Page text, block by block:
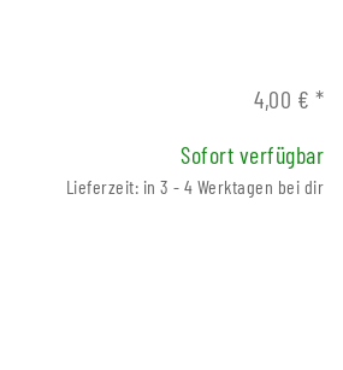
4,00 € *
Sofort verfügbar
Lieferzeit: in 3 - 4 Werktagen bei dir